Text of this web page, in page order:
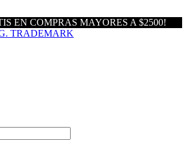
EN COMPRAS MAYORES A $2500!